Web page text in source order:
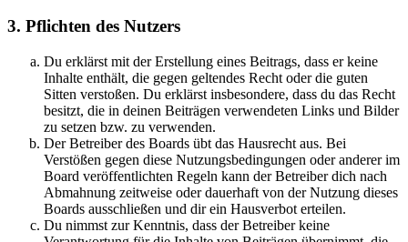
3. Pflichten des Nutzers
Du erklärst mit der Erstellung eines Beitrags, dass er keine
Inhalte enthält, die gegen geltendes Recht oder die guten
Sitten verstoßen. Du erklärst insbesondere, dass du das Recht
besitzt, die in deinen Beiträgen verwendeten Links und Bilder
zu setzen bzw. zu verwenden.
Der Betreiber des Boards übt das Hausrecht aus. Bei
Verstößen gegen diese Nutzungsbedingungen oder anderer im
Board veröffentlichten Regeln kann der Betreiber dich nach
Abmahnung zeitweise oder dauerhaft von der Nutzung dieses
Boards ausschließen und dir ein Hausverbot erteilen.
Du nimmst zur Kenntnis, dass der Betreiber keine